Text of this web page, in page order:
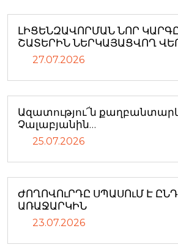
ԼԻՑԵՆԶԱՎՈՐՄԱՆ ՆՈՐ
ՇԱՏԵՐԻՆ ՆԵՐԿԱՅԱՑՎՈՂ
27.07.2026
Ազատությու՜ն
Չալաբյանին…
25.07.2026
ԺՈՂՈՎՈւՐԴԸ ՍՊԱՍՈւՄ Է
ԱՌԱՋԱՐԿԻՆ
23.07.2026